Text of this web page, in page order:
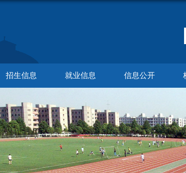
招生信息 就业信息 信息公开